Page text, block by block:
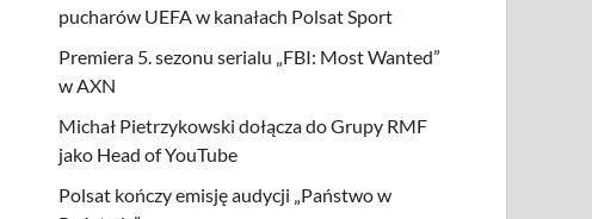
pucharów UEFA w kanałach Polsat Sport
Premiera 5. sezonu serialu „FBI: Most Wanted”
w AXN
Michał Pietrzykowski dołącza do Grupy RMF
jako Head of YouTube
Polsat kończy emisję audycji „Państwo w